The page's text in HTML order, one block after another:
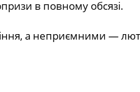
в повному обсязі.
а неприємними — люті